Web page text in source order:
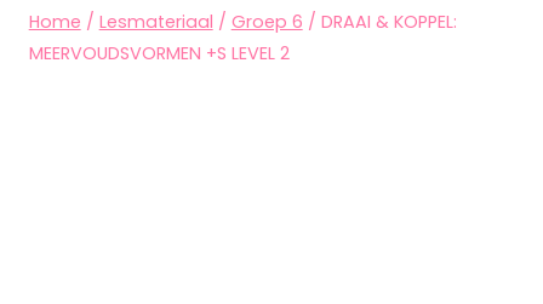
Home / Lesmateriaal / Groep 6 / DRAAI & KOPPEL:
MEERVOUDSVORMEN +S LEVEL 2